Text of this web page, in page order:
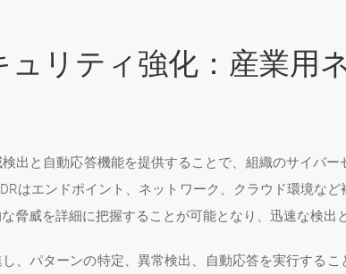
リティ強化：産業用
出と自動応答機能を提供することで、組織のサイバ
はエンドポイント、ネットワーク、クラウド環境な
脅威を詳細に把握することが可能となり、迅速な検出
、パターンの特定、異常検出、自動応答を実行するこ